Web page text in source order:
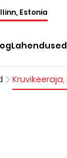
Estonia
Lahendused